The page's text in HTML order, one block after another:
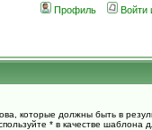
Профиль
Войти
которые должны быть в
* в качестве шаблона